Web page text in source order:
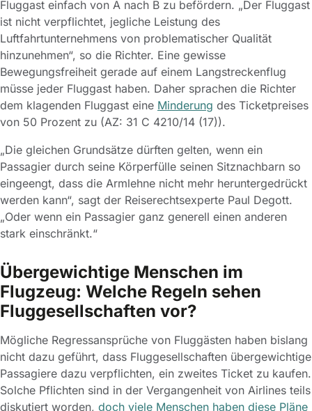
Fluggast einfach von A nach B zu befördern. „Der Fluggast
ist nicht verpflichtet, jegliche Leistung des
Luftfahrtunternehmens von problematischer Qualität
hinzunehmen“, so die Richter. Eine gewisse
Bewegungsfreiheit gerade auf einem Langstreckenflug
müsse jeder Fluggast haben. Daher sprachen die Richter
dem klagenden Fluggast eine Minderung des Ticketpreises
von 50 Prozent zu (AZ: 31 C 4210/14 (17)).
„Die gleichen Grundsätze dürften gelten, wenn ein
Passagier durch seine Körperfülle seinen Sitznachbarn so
eingeengt, dass die Armlehne nicht mehr heruntergedrückt
werden kann“, sagt der Reiserechtsexperte Paul Degott.
„Oder wenn ein Passagier ganz generell einen anderen
stark einschränkt.“
Übergewichtige Menschen im
Flugzeug: Welche Regeln sehen
Fluggesellschaften vor?
Mögliche Regressansprüche von Fluggästen haben bislang
nicht dazu geführt, dass Fluggesellschaften übergewichtige
Passagiere dazu verpflichten, ein zweites Ticket zu kaufen.
Solche Pflichten sind in der Vergangenheit von Airlines teils
diskutiert worden, doch viele Menschen haben diese Pläne